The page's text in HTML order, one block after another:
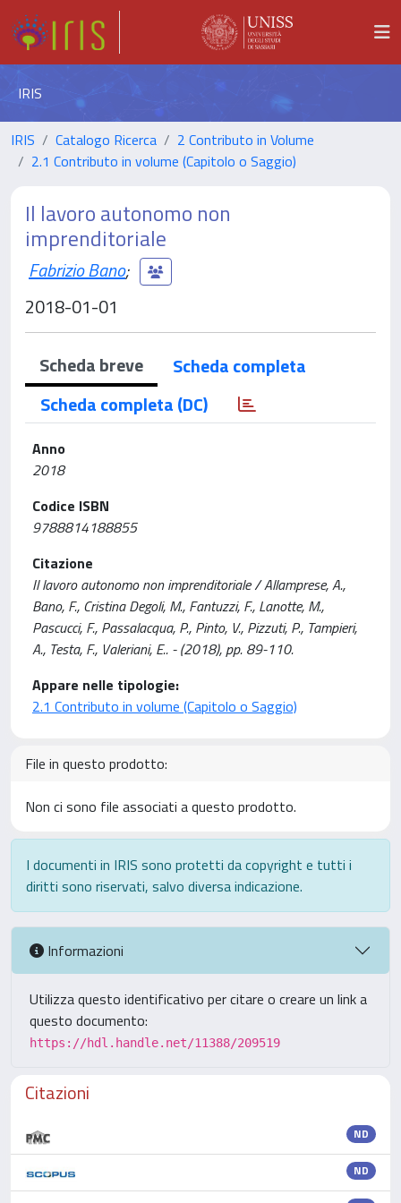
IRIS
IRIS Catalogo Ricerca
2 Contributo in Volume
2.1 Contributo in volume (Capitolo o Saggio)
Il lavoro autonomo non
imprenditoriale
Fabrizio Bano;
2018-01-01
Scheda breve
Scheda completa
Scheda completa (DC)
Anno
2018
Codice ISBN
9788814188855
Citazione
Il lavoro autonomo non imprenditoriale / Allamprese, A.,
Bano, F., Cristina Degoli, M., Fantuzzi, F., Lanotte, M.,
Pascucci, F., Passalacqua, P., Pinto, V., Pizzuti, P., Tampieri,
A., Testa, F., Valeriani, E.. - (2018), pp. 89-110.
Appare nelle tipologie:
2.1 Contributo in volume (Capitolo o Saggio)
File in questo prodotto:
Non ci sono file associati a questo prodotto.
I documenti in IRIS sono protetti da copyright e tutti i
diritti sono riservati, salvo diversa indicazione.
Informazioni
Utilizza questo identificativo per citare o creare un link a
questo documento:
https://hdl.handle.net/11388/209519
Citazioni
ND
ND